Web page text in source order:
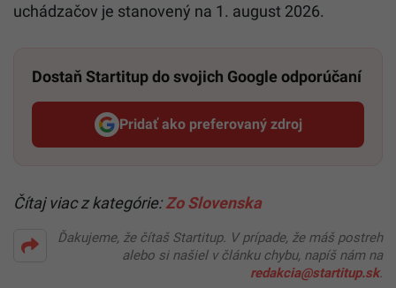
uchádzačov je stanovený na 1. august 2026.
Dostaň Startitup do svojich Google odporúčaní
Pridať ako preferovaný zdroj
Startitup, odkaz sa otvorí v
Čítaj viac z kategórie:Zo Slovenska
Ďakujeme, že čítaš Startitup. V prípade, že máš postreh
alebo si našiel v článku chybu, napíš nám na
redakcia@startitup.sk.